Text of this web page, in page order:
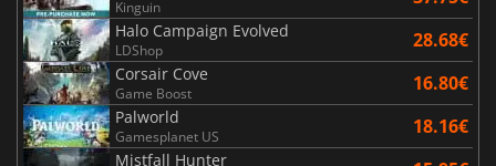
Kinguin
Halo Campaign Evolved
LDShop 28.68€
Corsair Cove
Game Boost 16.80€
Palworld
Gamesplanet US 18.16€
Mistfall Hunter